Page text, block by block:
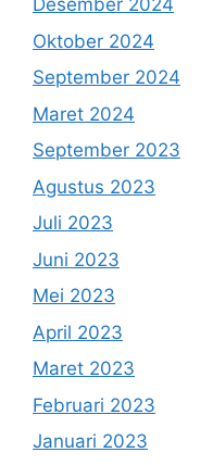
Desember 2024
Oktober 2024
September 2024
Maret 2024
September 2023
Agustus 2023
Juli 2023
Juni 2023
Mei 2023
April 2023
Maret 2023
Februari 2023
Januari 2023